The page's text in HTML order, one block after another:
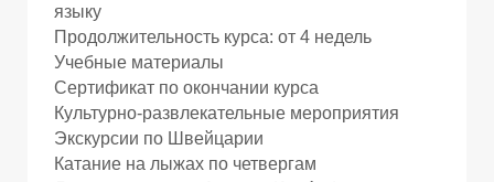
языку
Продолжительность курса: от 4 недель
Учебные материалы
Сертификат по окончании курса
Культурно-развлекательные мероприятия
Экскурсии по Швейцарии
Катание на лыжах по четвергам